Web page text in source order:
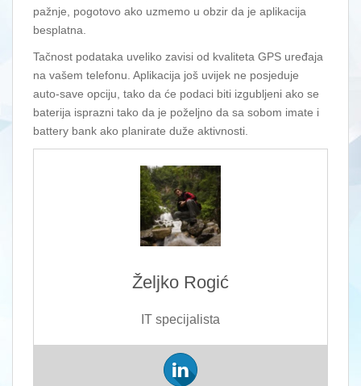
pažnje, pogotovo ako uzmemo u obzir da je aplikacija
besplatna.
Tačnost podataka uveliko zavisi od kvaliteta GPS uređaja
na vašem telefonu. Aplikacija još uvijek ne posjeduje
auto-save opciju, tako da će podaci biti izgubljeni ako se
baterija isprazni tako da je poželjno da sa sobom imate i
battery bank ako planirate duže aktivnosti.
Željko Rogić
IT specijalista